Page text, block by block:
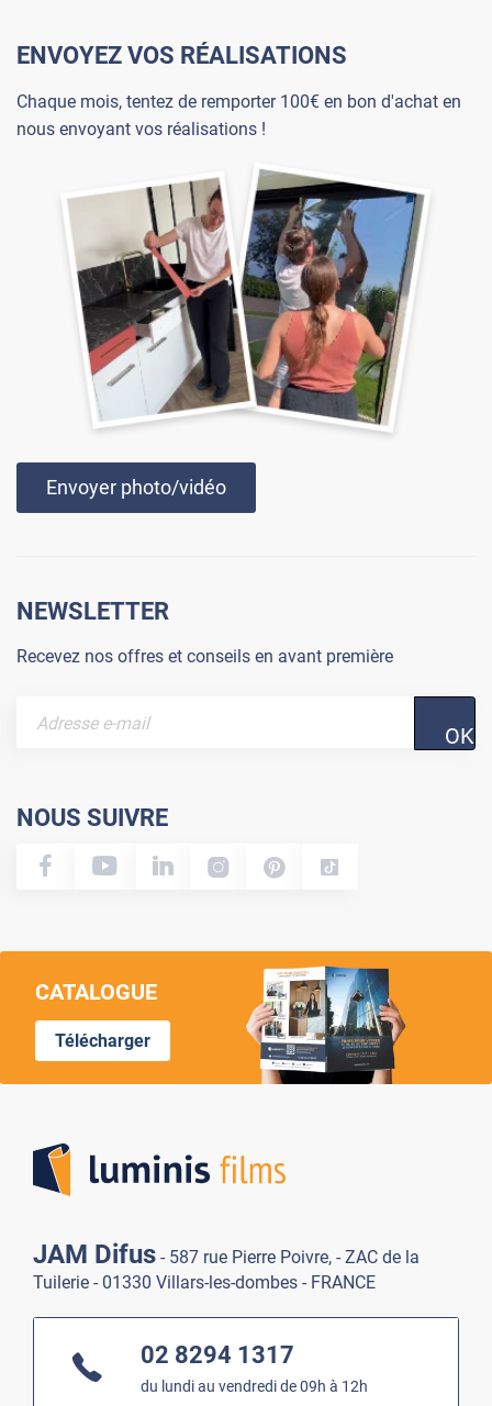
ENVOYEZ VOS RÉALISATIONS
Chaque mois, tentez de remporter 100€ en bon d'achat en
nous envoyant vos réalisations !
Envoyer photo/vidéo
NEWSLETTER
Recevez nos offres et conseils en avant première
OK
NOUS SUIVRE
CATALOGUE
Télécharger
JAM Difus - 587 rue Pierre Poivre, - ZAC de la
Tuilerie - 01330 Villars-les-dombes - FRANCE
02 8294 1317
du lundi au vendredi de 09h à 12h